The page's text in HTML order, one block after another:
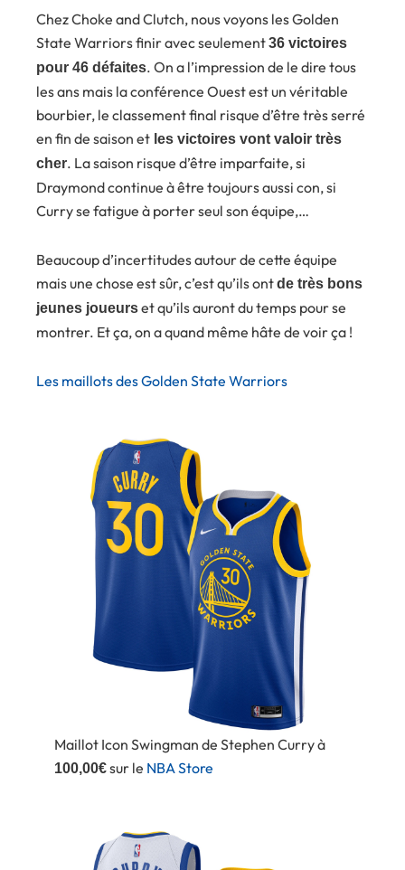
Chez Choke and Clutch, nous voyons les Golden
State Warriors finir avec seulement36 victoires
pour 46 défaites. On a l’impression de le dire tous
les ans mais la conférence Ouest est un véritable
bourbier, le classement final risque d’être très serré
en fin de saison et les victoires vont valoir très
cher. La saison risque d’être imparfaite, si
Draymond continue à être toujours aussi con, si
Curry se fatigue à porter seul son équipe,…
Beaucoup d’incertitudes autour de cette équipe
mais une chose est sûr, c’est qu’ils ontde très bons
jeunes joueurset qu’ils auront du temps pour se
montrer. Et ça, on a quand même hâte de voir ça !
Les maillots des Golden State Warriors
Maillot Icon Swingman de Stephen Curry à
100,00€sur le NBA Store